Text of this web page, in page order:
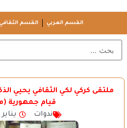
القسم العربي القسم
ملتقى كركي لكي الثقافي يحيي
قيام جمهورية
ندوات
يناير 23, 2007